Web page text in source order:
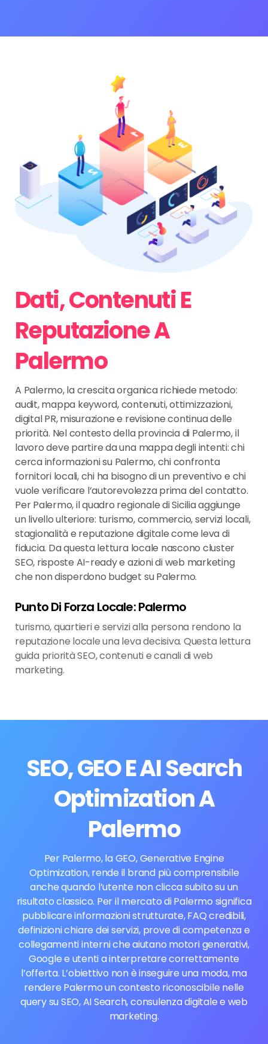
Dati, Contenuti E
Reputazione A
Palermo
A Palermo, la crescita organica richiede metodo:
audit, mappa keyword, contenuti, ottimizzazioni,
digital PR, misurazione e revisione continua delle
priorità. Nel contesto della provincia di Palermo, il
lavoro deve partire da una mappa degli intenti: chi
cerca informazioni su Palermo, chi confronta
fornitori locali, chi ha bisogno di un preventivo e chi
vuole verificare l’autorevolezza prima del contatto.
Per Palermo, il quadro regionale di Sicilia aggiunge
un livello ulteriore: turismo, commercio, servizi locali,
stagionalità e reputazione digitale come leva di
fiducia. Da questa lettura locale nascono cluster
SEO, risposte AI-ready e azioni di web marketing
che non disperdono budget su Palermo.
Punto Di Forza Locale: Palermo
turismo, quartieri e servizi alla persona rendono la
reputazione locale una leva decisiva. Questa lettura
guida priorità SEO, contenuti e canali di web
marketing.
SEO, GEO E AI Search
Optimization A
Palermo
Per Palermo, la GEO, Generative Engine
Optimization, rende il brand più comprensibile
anche quando l’utente non clicca subito su un
risultato classico. Per il mercato di Palermo significa
pubblicare informazioni strutturate, FAQ credibili,
definizioni chiare dei servizi, prove di competenza e
collegamenti interni che aiutano motori generativi,
Google e utenti a interpretare correttamente
l’offerta. L’obiettivo non è inseguire una moda, ma
rendere Palermo un contesto riconoscibile nelle
query su SEO, AI Search, consulenza digitale e web
marketing.